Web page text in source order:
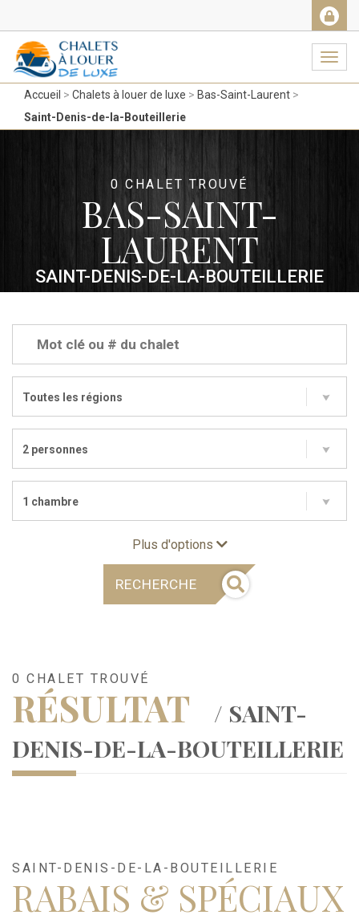
Accueil Chalets à louer de luxe
Bas-Saint-Laurent
Saint-Denis-de-la-Bouteillerie
0 CHALET TROUVÉ
BAS-SAINT-
LAURENT
SAINT-DENIS-DE-LA-BOUTEILLERIE
Toutes les régions
2 personnes
1 chambre
Plus d'options
RECHERCHE
0 CHALET TROUVÉ
RÉSULTAT
/ SAINT-
DENIS-DE-LA-BOUTEILLERIE
SAINT-DENIS-DE-LA-BOUTEILLERIE
RABAIS & SPÉCIAUX